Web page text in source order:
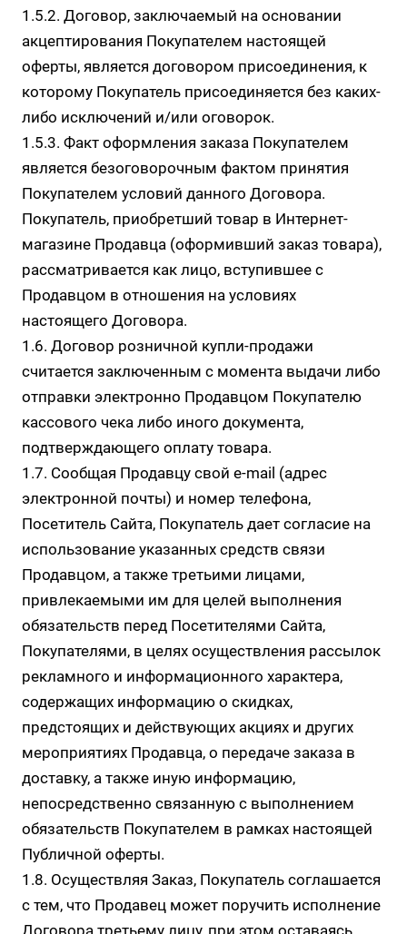
1.5.2. Договор, заключаемый на основании
акцептирования Покупателем настоящей
оферты, является договором присоединения, к
которому Покупатель присоединяется без каких-
либо исключений и/или оговорок.
1.5.3. Факт оформления заказа Покупателем
является безоговорочным фактом принятия
Покупателем условий данного Договора.
Покупатель, приобретший товар в Интернет-
магазине Продавца (оформивший заказ товара),
рассматривается как лицо, вступившее с
Продавцом в отношения на условиях
настоящего Договора.
1.6. Договор розничной купли-продажи
считается заключенным с момента выдачи либо
отправки электронно Продавцом Покупателю
кассового чека либо иного документа,
подтверждающего оплату товара.
1.7. Сообщая Продавцу свой e-mail (адрес
электронной почты) и номер телефона,
Посетитель Сайта, Покупатель дает согласие на
использование указанных средств связи
Продавцом, а также третьими лицами,
привлекаемыми им для целей выполнения
обязательств перед Посетителями Сайта,
Покупателями, в целях осуществления рассылок
рекламного и информационного характера,
содержащих информацию о скидках,
предстоящих и действующих акциях и других
мероприятиях Продавца, о передаче заказа в
доставку, а также иную информацию,
непосредственно связанную с выполнением
обязательств Покупателем в рамках настоящей
Публичной оферты.
1.8. Осуществляя Заказ, Покупатель соглашается
с тем, что Продавец может поручить исполнение
Договора третьему лицу, при этом оставаясь